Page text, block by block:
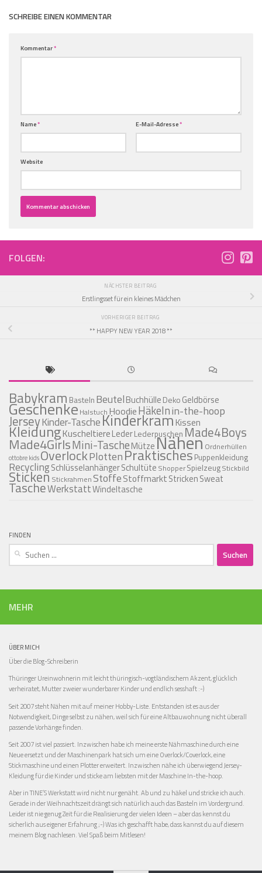
SCHREIBE EINEN KOMMENTAR
Kommentar*
Name* E-Mail-Adresse*
Website
FOLGEN:
NÄCHSTER BEITRAG
Erstlingsset für ein kleines Mädchen
VORHERIGER BEITRAG
** HAPPY NEW YEAR 2018 **
Babykram Basteln BeutelBuchhülle Deko Geldbörse
Geschenke Halstuch HoodieHäkelnin-the-hoop
JerseyKinder-TascheKinderkram Kissen
KleidungKuscheltiereLederLederpuschenMade4Boys
Made4GirlsMini-TascheMützeNähenOrdnerhüllen
ottobre kidsOverlockPlottenPraktischesPuppenkleidung
RecyclingSchlüsselanhängerSchultüte ShopperSpielzeugStickbild
Sticken StickrahmenStoffeStoffmarktStrickenSweat
TascheWerkstattWindeltasche
FINDEN
Suchen
nach:
MEHR
ÜBER MICH
Über die Blog-Schreiberin
Thüringer Ureinwohnerin mit leicht thüringisch-vogtländischem Akzent, glücklich
verheiratet, Mutter zweier wunderbarer Kinder und endlich sesshaft :-)
Seit 2007 steht Nähen mit auf meiner Hobby-Liste. Entstanden ist es aus der
Notwendigkeit, Dinge selbst zu nähen, weil sich für eine Altbauwohnung nicht überall
passende Vorhänge finden.
Seit 2007 ist viel passiert. Inzwischen habe ich meine erste Nähmaschine durch eine
Neue ersetzt und der Maschinenpark hat sich um eine Overlock/Coverlock, eine
Stickmaschine und einen Plotter erweitert. Inzwischen nähe ich überwiegend Jersey-
Kleidung für die Kinder und sticke am liebsten mit der Maschine In-the-hoop.
Aber in TINE’S Werkstatt wird nicht nur genäht. Ab und zu häkel und stricke ich auch.
Gerade in der Weihnachtszeit drängt sich natürlich auch das Basteln im Vordergrund.
Leider ist nie genug Zeit für die Realisierung der vielen Ideen – aber das kennst du
sicherlich aus eigener Erfahrung ;-) Was ich geschafft habe, dass kannst du auf diesem
meinem Blog nachlesen. Viel Spaß beim Mitlesen!